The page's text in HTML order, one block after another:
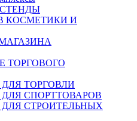
КОСМЕТИКИ И
ТОРГОВОГО
ТОРГОВЛИ
СПОРТТОВАРОВ
СТРОИТЕЛЬНЫХ